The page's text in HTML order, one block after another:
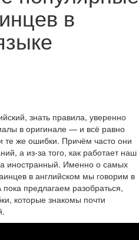
в
знать правила, уверенно
в оригинале — и всё равно
те же ошибки. Причём часто они
а из-за того, как работает наш
иностранный. Именно о самых
в английском мы говорим в
предлагаем разобраться,
которые знакомы почти